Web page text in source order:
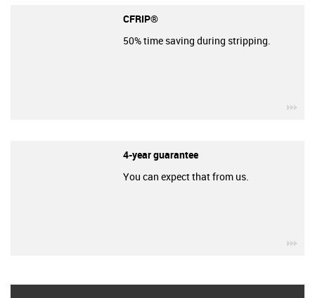
CFRIP®
50% time saving during stripping.
4-year guarantee
You can expect that from us.